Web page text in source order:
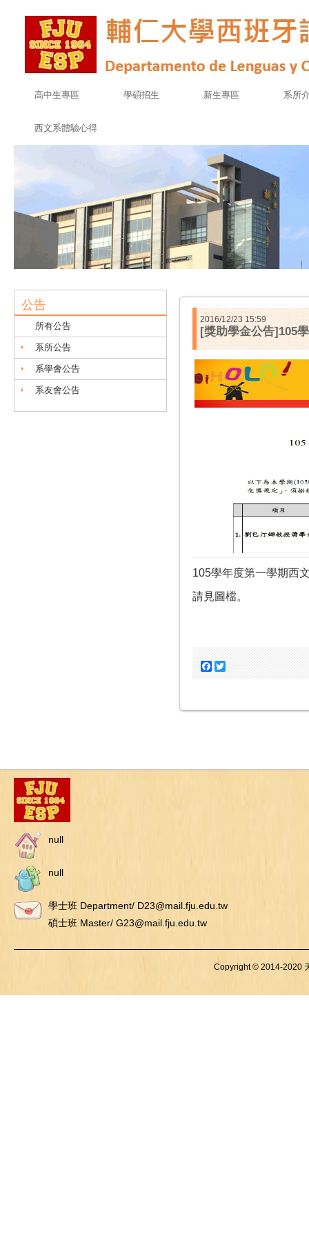
高中生專區 學碩招生 新生專區 系所
西文系體驗心得
公告
所有公告
系所公告
系學會公告
系友會公告
2016/12/23 15:59
[獎助學金公告]105
105學年度第一學期西
請見圖檔。
Facebook
null
null
學士班 Department/ D23@mail.fju.edu.tw
碩士班 Master/ G23@mail.fju.edu.tw
Copyright © 2014-2020